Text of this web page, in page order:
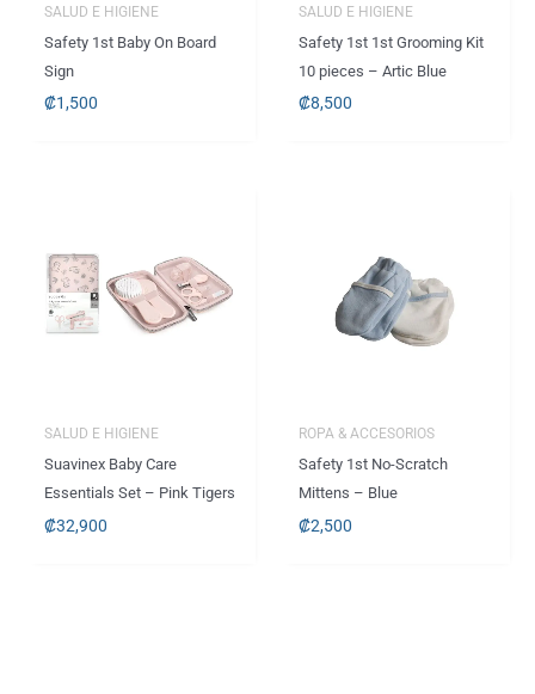
SALUD E HIGIENE
Safety 1st Baby On Board
Sign
₡1,500
SALUD E HIGIENE
Safety 1st 1st Grooming Kit
10 pieces – Artic Blue
₡8,500
SALUD E HIGIENE
Suavinex Baby Care
Essentials Set – Pink Tigers
₡32,900
ROPA & ACCESORIOS
Safety 1st No-Scratch
Mittens – Blue
₡2,500